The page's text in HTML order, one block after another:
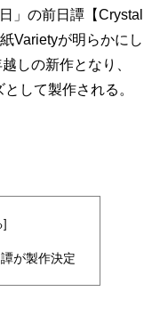
」の前日譚【Crystal
Varietyが明らかにし
しの新作となり、
して製作される。
が製作決定